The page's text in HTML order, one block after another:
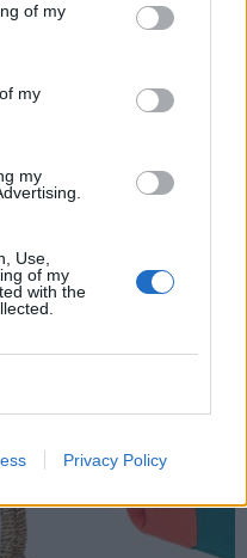
of my
my
my
Use,
of my
with the
Privacy Policy